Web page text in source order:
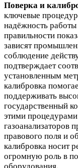
Поверка и
ключевые
надёжность работы
правильности
зависят
соблюдение
подтверждает
установленным
калибровка
поддерживать
государственный
этими
газоанализаторов
правового поля и
калибровка носит
огромную роль в